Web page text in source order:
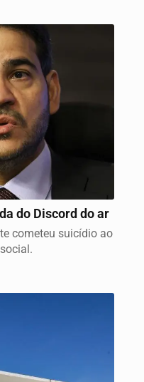
do Discord do ar
cometeu suicídio ao